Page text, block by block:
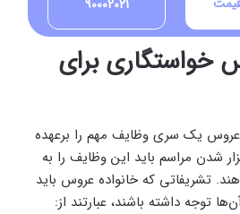
90002021
خواستگاری برای
عروس یک‌ سری وظایف مهم را برعهده
شدن مراسم باید این وظایف را به
تشریفاتی که خانواده عروس باید
توجه داشته باشند، عبارتند از: